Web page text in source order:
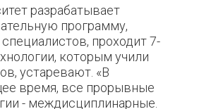
разрабатывает
программу,
специалистов, проходит 7-
которым учили
устаревают. «В
время, все прорывные
- междисциплинарные.